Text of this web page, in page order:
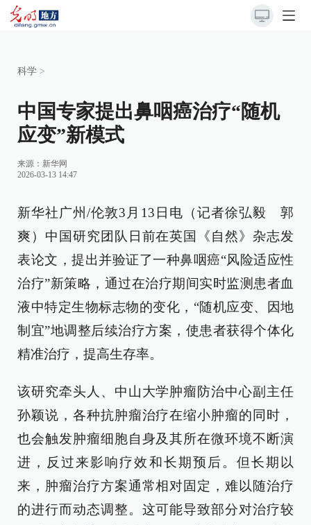
科学 >
中国专家提出鼻咽癌治疗“随机
应变”新模式
来源： 新华网
2026-03-13 14:47
新华社广州/伦敦3月13日电（记者徐弘毅 郭
爽）中国研究团队日前在英国《自然》杂志发
表论文，提出并验证了一种鼻咽癌“风险适应性
治疗”新策略，通过在治疗期间实时监测患者血
液中特定生物标志物的变化，“随机应变、因地
制宜”地调整后续治疗方案，使患者获得个体化
精准治疗，提高生存率。
该研究牵头人、中山大学肿瘤防治中心副主任
孙颖说，各种抗肿瘤治疗在缩小肿瘤的同时，
也会触发肿瘤细胞自身及其所在微环境不断演
进，反过来影响疗效和长期预后。但长期以
来，肿瘤治疗方案通常相对固定，难以随治疗
的进行而动态调整。这可能导致部分对治疗较